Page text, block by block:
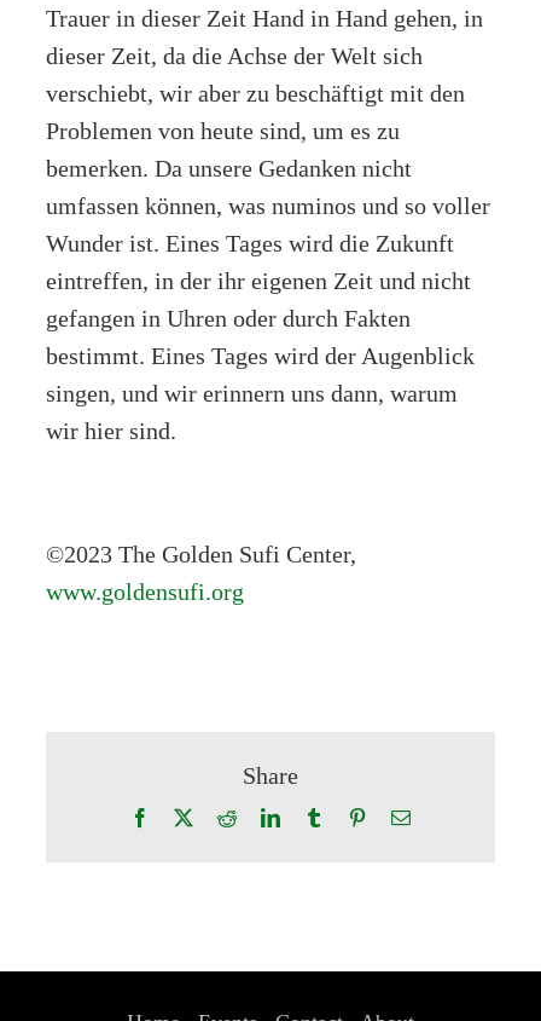
Trauer in dieser Zeit Hand in Hand gehen, in
dieser Zeit, da die Achse der Welt sich
verschiebt, wir aber zu beschäftigt mit den
Problemen von heute sind, um es zu
bemerken. Da unsere Gedanken nicht
umfassen können, was numinos und so voller
Wunder ist. Eines Tages wird die Zukunft
eintreffen, in der ihr eigenen Zeit und nicht
gefangen in Uhren oder durch Fakten
bestimmt. Eines Tages wird der Augenblick
singen, und wir erinnern uns dann, warum
wir hier sind.
©2023 The Golden Sufi Center,
www.goldensufi.org
Share
Facebook RedditLinkedInTumblr PinterestEmail